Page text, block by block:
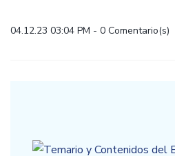
04.12.23 03:04 PM - 0 Comentario(s)